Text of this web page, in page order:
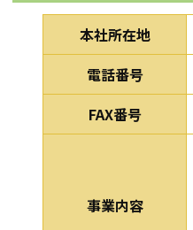
本社所在地
電話番号
FAX番号
事業内容